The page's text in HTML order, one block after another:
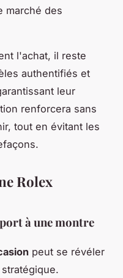
marché des
l'achat, il reste
authentifiés et
leur
renforcera sans
tout en évitant les
Rolex
à une montre
peut se révéler